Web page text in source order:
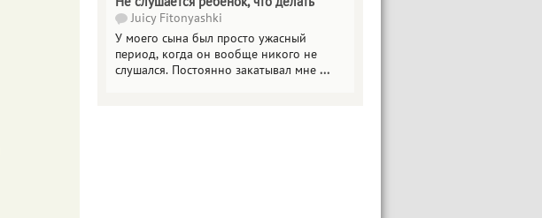
Не слушается ребенок, что делать
Juicy Fitonyashki
У моего сына был просто ужасный
период, когда он вообще никого не
слушался. Постоянно закатывал мне ...